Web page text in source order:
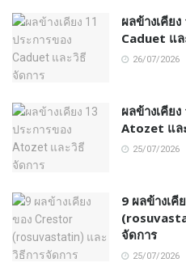
ผลข้างเคีย
Caduet แ
26/07/2026
ผลข้างเคีย
Atozet แล
25/07/2026
9 ผลข้างเ
จัดการ
25/07/2026